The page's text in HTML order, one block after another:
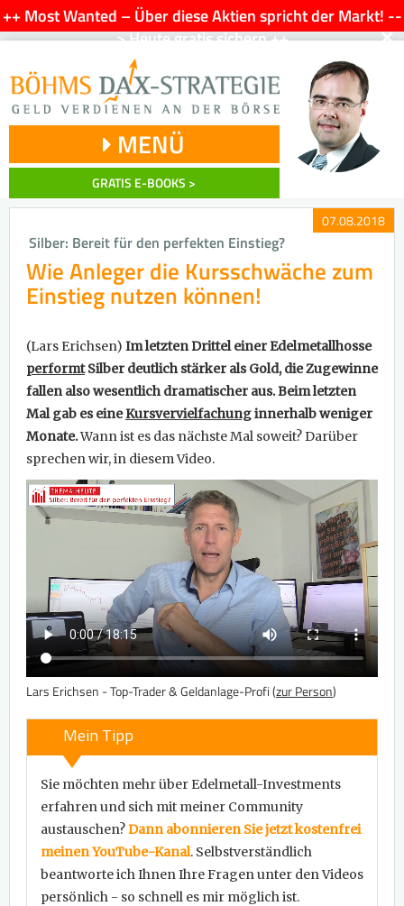
++ Most Wanted – Über diese Aktien spricht der Markt! --
> Heute gratis sichern ++
×
MENÜ
GRATIS E-BOOKS >
07.08.2018
Silber: Bereit für den perfekten Einstieg?
Wie Anleger die Kursschwäche zum
Einstieg nutzen können!
(Lars Erichsen) Im letzten Drittel einer Edelmetallhosse
performtSilber deutlich stärker als Gold, die Zugewinne
fallen also wesentlich dramatischer aus. Beim letzten
Mal gab es eineKursvervielfachunginnerhalb weniger
Monate.Wann ist es das nächste Mal soweit? Darüber
sprechen wir, in diesem Video.
Lars Erichsen - Top-Trader & Geldanlage-Profi (zur Person)
Mein Tipp
Sie möchten mehr über Edelmetall-Investments
erfahren und sich mit meiner Community
austauschen?Dann abonnieren Sie jetzt kostenfrei
meinen YouTube-Kanal. Selbstverständlich
beantworte ich Ihnen Ihre Fragen unter den Videos
persönlich - so schnell es mir möglich ist.